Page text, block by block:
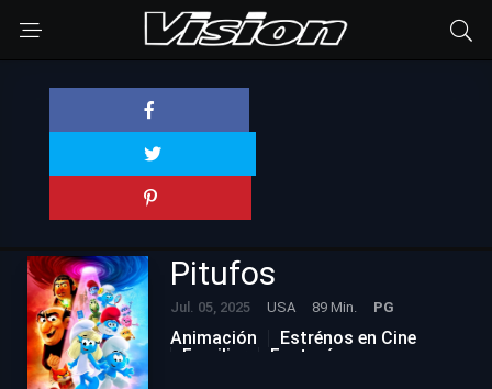
Pitufos
Jul. 05, 2025 USA 89 Min. PG
Animación
Estrénos en Cine
Familiar
Fantasía